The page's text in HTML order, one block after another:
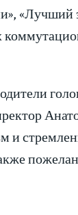
«Лучший
и